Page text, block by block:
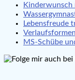
Lebensfreude
MS-Schübe